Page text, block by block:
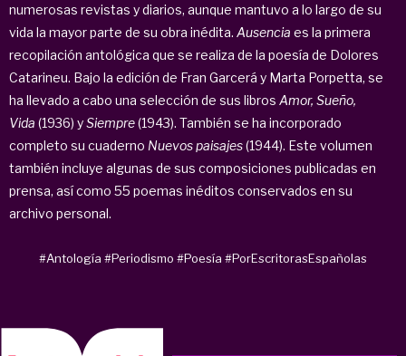
numerosas revistas y diarios, aunque mantuvo a lo largo de su
vida la mayor parte de su obra inédita. Ausencia es la primera
recopilación antológica que se realiza de la poesía de Dolores
Catarineu. Bajo la edición de Fran Garcerá y Marta Porpetta, se
ha llevado a cabo una selección de sus libros Amor, Sueño,
Vida (1936) ySiempre(1943). También se ha incorporado
completo su cuaderno Nuevos paisajes(1944). Este volumen
también incluye algunas de sus composiciones publicadas en
prensa, así como 55 poemas inéditos conservados en su
archivo personal.
#Antología #Periodismo #Poesía #PorEscritorasEspañolas